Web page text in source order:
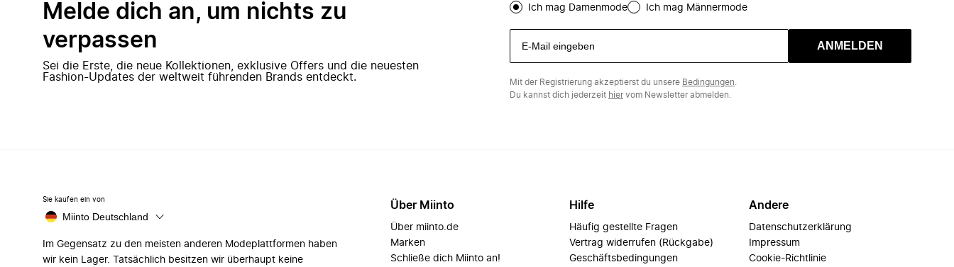
Melde dich an, um nichts zu
verpassen
Sei die Erste, die neue Kollektionen, exklusive Offers und die neuesten
Fashion-Updates der weltweit führenden Brands entdeckt.
Ich mag Damenmode Ich mag Männermode
ANMELDEN
Mit der Registrierung akzeptierst du unsere Bedingungen
Du kannst dich jederzeit hiervom Newsletter abmelden.
Sie kaufen ein von
Miinto Deutschland
Im Gegensatz zu den meisten anderen Modeplattformen haben
wir kein Lager. Tatsächlich besitzen wir überhaupt keine
Über Miinto
Über miinto.de
Marken
Schließe dich Miinto an!
Hilfe
Häufig gestellte Fragen
Vertrag widerrufen (Rückgabe)
Geschäftsbedingungen
Andere
Datenschutzerklärung
Impressum
Cookie-Richtlinie